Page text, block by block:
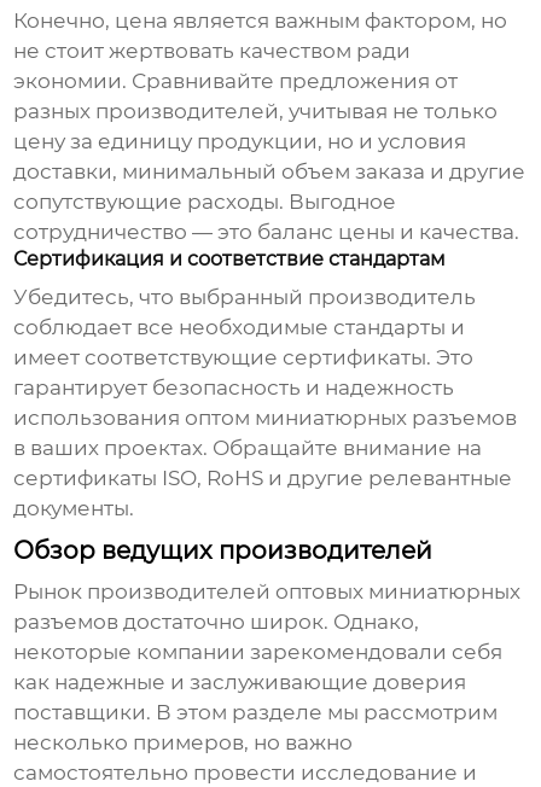
Конечно, цена является важным фактором, но
не стоит жертвовать качеством ради
экономии. Сравнивайте предложения от
разных производителей, учитывая не только
цену за единицу продукции, но и условия
доставки, минимальный объем заказа и другие
сопутствующие расходы. Выгодное
сотрудничество — это баланс цены и качества.
Сертификация и соответствие стандартам
Убедитесь, что выбранный производитель
соблюдает все необходимые стандарты и
имеет соответствующие сертификаты. Это
гарантирует безопасность и надежность
использования оптом миниатюрных разъемов
в ваших проектах. Обращайте внимание на
сертификаты ISO, RoHS и другие релевантные
документы.
Обзор ведущих производителей
Рынок производителей оптовых миниатюрных
разъемов достаточно широк. Однако,
некоторые компании зарекомендовали себя
как надежные и заслуживающие доверия
поставщики. В этом разделе мы рассмотрим
несколько примеров, но важно
самостоятельно провести исследование и